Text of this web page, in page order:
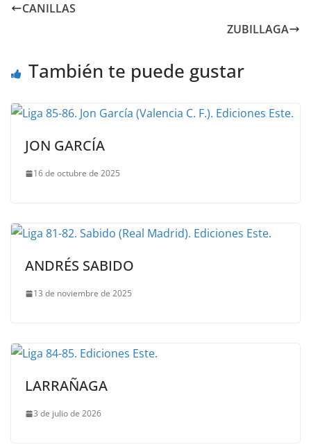
CANILLAS
ZUBILLAGA
También te puede gustar
JON GARCÍA
16 de octubre de 2025
ANDRÉS SABIDO
13 de noviembre de 2025
LARRAÑAGA
3 de julio de 2026